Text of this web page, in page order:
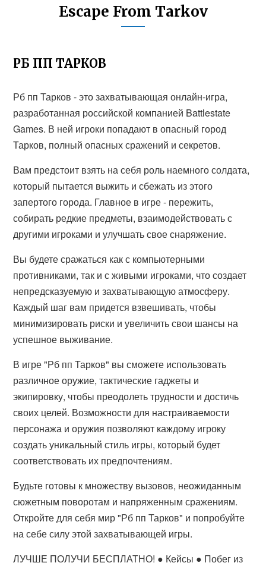
Escape From Tarkov
РБ ПП ТАРКОВ
Рб пп Тарков - это захватывающая онлайн-игра,
разработанная российской компанией Battlestate
Games. В ней игроки попадают в опасный город
Тарков, полный опасных сражений и секретов.
Вам предстоит взять на себя роль наемного солдата,
который пытается выжить и сбежать из этого
запертого города. Главное в игре - пережить,
собирать редкие предметы, взаимодействовать с
другими игроками и улучшать свое снаряжение.
Вы будете сражаться как с компьютерными
противниками, так и с живыми игроками, что создает
непредсказуемую и захватывающую атмосферу.
Каждый шаг вам придется взвешивать, чтобы
минимизировать риски и увеличить свои шансы на
успешное выживание.
В игре "Рб пп Тарков" вы сможете использовать
различное оружие, тактические гаджеты и
экипировку, чтобы преодолеть трудности и достичь
своих целей. Возможности для настраиваемости
персонажа и оружия позволяют каждому игроку
создать уникальный стиль игры, который будет
соответствовать их предпочтениям.
Будьте готовы к множеству вызовов, неожиданным
сюжетным поворотам и напряженным сражениям.
Откройте для себя мир "Рб пп Тарков" и попробуйте
на себе силу этой захватывающей игры.
ЛУЧШЕ ПОЛУЧИ БЕСПЛАТНО! ● Кейсы ● Побег из